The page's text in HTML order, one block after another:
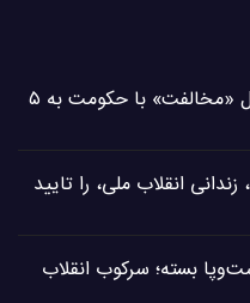
امید قوچانیان، شهروند درگز، به دلیل «مخالفت» با حکومت به ۵
انقلاب ملی، را تایید
بسته؛ سرکوب انقلاب